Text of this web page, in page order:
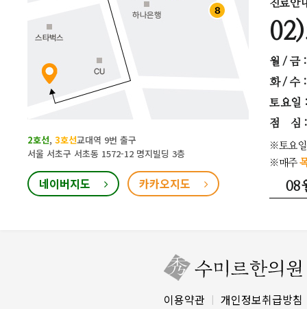
2호선, 3호선교대역 9번 출구
서울 서초구 서초동 1572-12 명지빌딩 3층
네이버지도 카카오지도
진료안
월 / 금
화 / 수
토요일
점 심 :
※토요일
※매주
08
이용약관 |
개인정보취급방침